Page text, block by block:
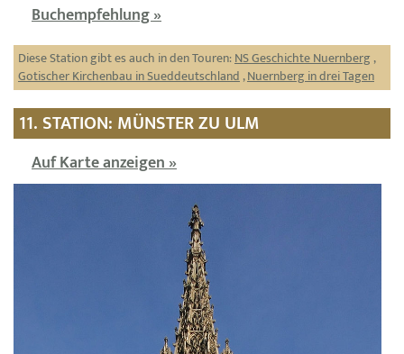
Buchempfehlung »
Diese Station gibt es auch in den Touren:NS Geschichte Nuernberg ,
Gotischer Kirchenbau in Sueddeutschland,Nuernberg in drei Tagen
11. STATION: MÜNSTER ZU ULM
Auf Karte anzeigen »